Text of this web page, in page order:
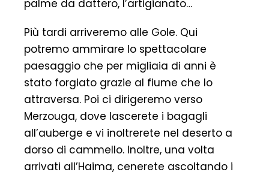
palme da dattero, l’artigianato…
Più tardi arriveremo alle Gole. Qui
potremo ammirare lo spettacolare
paesaggio che per migliaia di anni è
stato forgiato grazie al fiume che lo
attraversa. Poi ci dirigeremo verso
Merzouga, dove lascerete i bagagli
all’auberge e vi inoltrerete nel deserto a
dorso di cammello. Inoltre, una volta
arrivati all’Haima, cenerete ascoltando i